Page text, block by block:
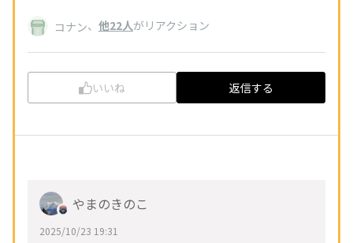
コナン、 他22人がリアクション
いいね 返信する
やまのきのこ
2025/10/23 19:31